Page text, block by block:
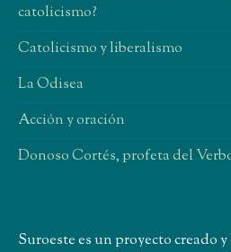
catolicismo?
Catolicismo y liberalismo
La Odisea
Acción y oración
Donoso Cortés, profeta del
Suroeste es un proyecto creado